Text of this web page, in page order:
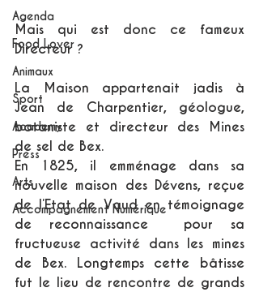
Agenda
Food Lover
Animaux
Sport
Academy
Press
Arts
Accompagnement Numérique
Mais qui est donc ce fameux
Directeur ?
La Maison appartenait jadis à
Jean de Charpentier, géologue,
botaniste et directeur des Mines
de sel de Bex.
En 1825, il emménage dans sa
nouvelle maison des Dévens, reçue
de l’Etat de Vaud en témoignage
de reconnaissance  pour sa
fructueuse activité dans les mines
de Bex. Longtemps cette bâtisse
fut le lieu de rencontre de grands